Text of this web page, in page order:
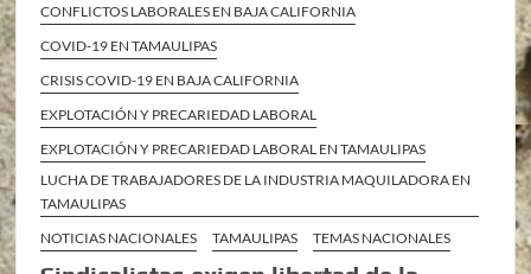
CONFLICTOS LABORALES EN BAJA CALIFORNIA
COVID-19 EN TAMAULIPAS
CRISIS COVID-19 EN BAJA CALIFORNIA
EXPLOTACIÓN Y PRECARIEDAD LABORAL
EXPLOTACIÓN Y PRECARIEDAD LABORAL EN TAMAULIPAS
LUCHA DE TRABAJADORES DE LA INDUSTRIA MAQUILADORA EN
TAMAULIPAS
NOTICIAS NACIONALES
TAMAULIPAS TEMAS NACIONALES